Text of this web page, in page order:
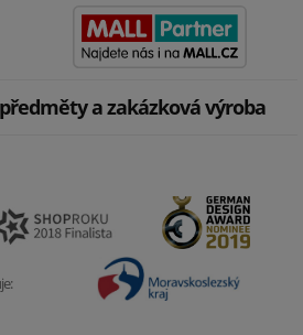
a zakázková výroba